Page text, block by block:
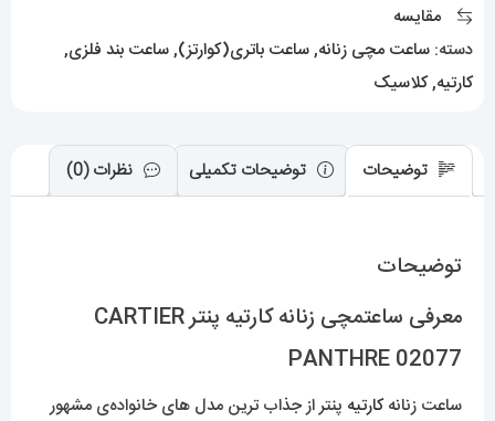
مقایسه
دسته: ساعت مچی زنانه,ساعت باتری(کوارتز),ساعت بند فلزی,
کارتیه,کلاسیک
توضیحات توضیحات تکمیلی نظرات (0)
توضیحات
معرفی ساعتمچی زنانه کارتیه پنتر CARTIER
PANTHRE 02077
ساعت زنانهکارتیه پنتر از جذاب ترین مدل های خانواده‌ی مشهور